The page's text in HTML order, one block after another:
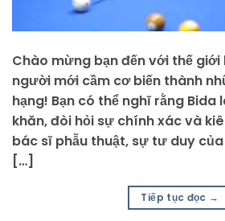
Chào mừng bạn đến với thế
người mới cầm cơ biến thành
hạng! Bạn có thể nghĩ rằng
khăn, đòi hỏi sự chính xác và
bác sĩ phẫu thuật, sự tư duy
[…]
Tiếp tục đọc →